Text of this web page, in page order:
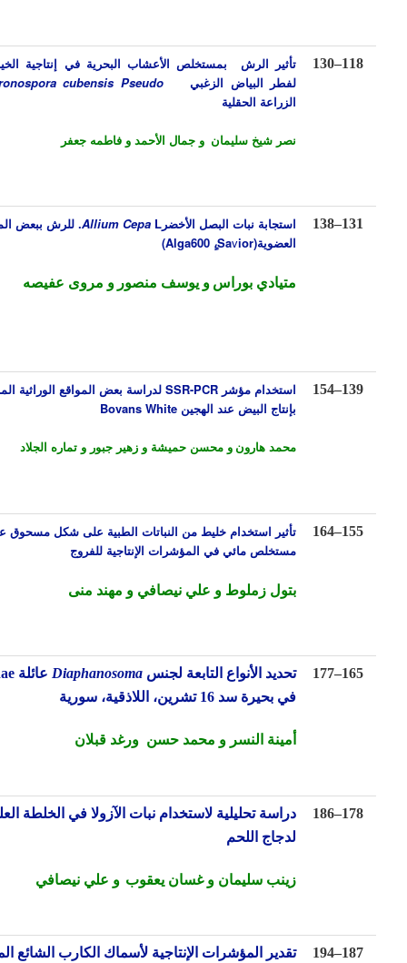
130
تأثير الرش بمستخلص الأعشاب البحرية في إنتاجية الخيار وتحمله
لفطر البياض الزغبي
peronospora cubensis Pseudo)
في
الحقلية
نصر شيخ سليمان و جمال الأحمد و فاطمه جعفر
138 استجابة نبات البصل الأخضر Allium CepaL.
للرش ببعض المخصبات
Alga600،ٍSavior
)
متيادي بوراسو يوسف منصورو مروى عفيصه
154 استخدام مؤشرSSR-PCR لدراسة بعض المواقع الوراثية المرتبطة
بإنتاج البيضعند الهجينBovans White
محمد هارونو محسن حميشةو زهير جبور و تماره الجلاد
164
تأثير استخدام خليط من النباتات الطبية على شكل مسحوق علفي أو
مستخلص مائي في المؤشرات الإنتاجية للفروج
بتول زملوط و علي نيصافي و مهند منى
177 تحديد الأنواع التابعة لجنسDiaphanosoma عائلة Sididae
في بحيرة سد16تشرين، اللاذقية، سورية
أمينة النسر و محمد حسن ورغد قبلان
186
دراسة تحليلية لاستخدام نبات الآزولا في الخلطة العلفية
لدجاج اللحم
زينب سليمان و غسان يعقوب و علي نيصافي
194 تقدير المؤشرات الإنتاجية لأسماك الكارب الشائع المحسنة